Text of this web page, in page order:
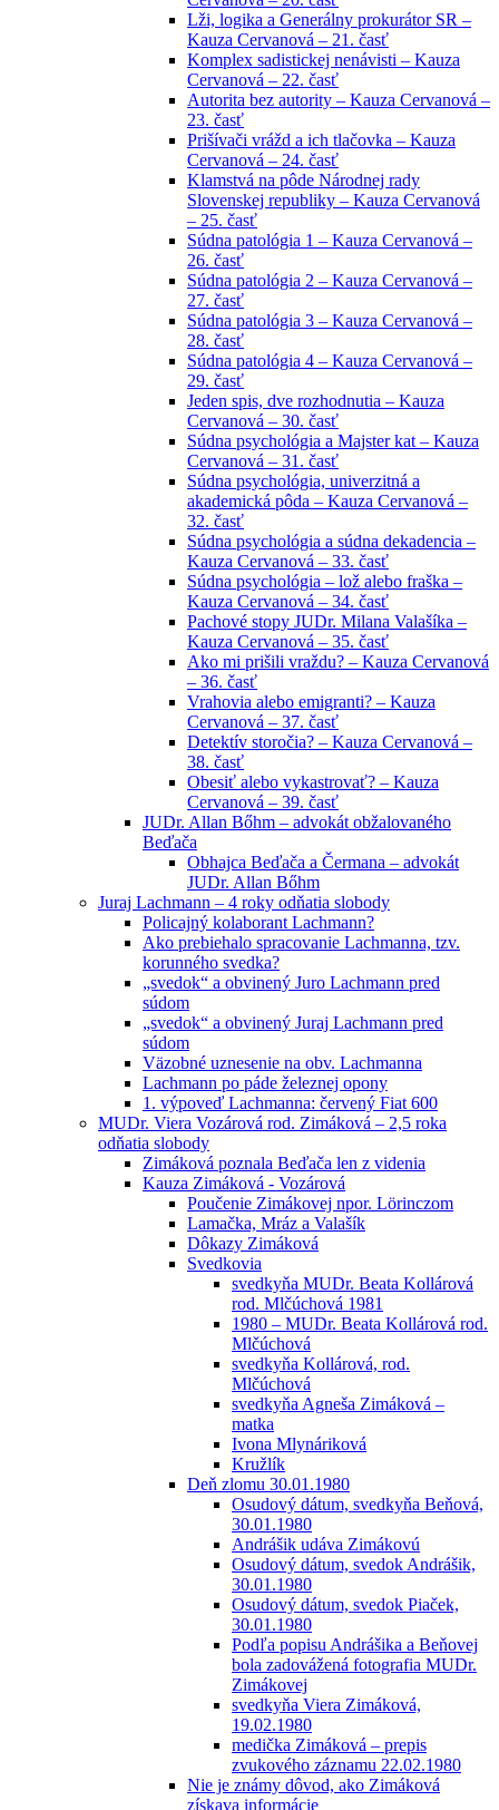
Lži, logika a Generálny prokurátor SR –
Kauza Cervanová – 21. časť
Komplex sadistickej nenávisti – Kauza
Cervanová – 22. časť
Autorita bez autority – Kauza Cervanová –
23. časť
Prišívači vrážd a ich tlačovka – Kauza
Cervanová – 24. časť
Klamstvá na pôde Národnej rady
Slovenskej republiky – Kauza Cervanová
– 25. časť
Súdna patológia 1 – Kauza Cervanová –
26. časť
Súdna patológia 2 – Kauza Cervanová –
27. časť
Súdna patológia 3 – Kauza Cervanová –
28. časť
Súdna patológia 4 – Kauza Cervanová –
29. časť
Jeden spis, dve rozhodnutia – Kauza
Cervanová – 30. časť
Súdna psychológia a Majster kat – Kauza
Cervanová – 31. časť
Súdna psychológia, univerzitná a
akademická pôda – Kauza Cervanová –
32. časť
Súdna psychológia a súdna dekadencia –
Kauza Cervanová – 33. časť
Súdna psychológia – lož alebo fraška –
Kauza Cervanová – 34. časť
Pachové stopy JUDr. Milana Valašíka –
Kauza Cervanová – 35. časť
Ako mi prišili vraždu? – Kauza Cervanová
– 36. časť
Vrahovia alebo emigranti? – Kauza
Cervanová – 37. časť
Detektív storočia? – Kauza Cervanová –
38. časť
Obesiť alebo vykastrovať? – Kauza
Cervanová – 39. časť
JUDr. Allan Bőhm – advokát obžalovaného
Beďača
Obhajca Beďača a Čermana – advokát
JUDr. Allan Bőhm
Juraj Lachmann – 4 roky odňatia slobody
Policajný kolaborant Lachmann?
Ako prebiehalo spracovanie Lachmanna, tzv.
korunného svedka?
„svedok“ a obvinený Juro Lachmann pred
súdom
„svedok“ a obvinený Juraj Lachmann pred
súdom
Väzobné uznesenie na obv. Lachmanna
Lachmann po páde železnej opony
1. výpoveď Lachmanna: červený Fiat 600
MUDr. Viera Vozárová rod. Zimáková – 2,5 roka
odňatia slobody
Zimáková poznala Beďača len z videnia
Kauza Zimáková - Vozárová
Poučenie Zimákovej npor. Lörinczom
Lamačka, Mráz a Valašík
Dôkazy Zimáková
Svedkovia
svedkyňa MUDr. Beata Kollárová
rod. Mlčúchová 1981
1980 – MUDr. Beata Kollárová rod.
Mlčúchová
svedkyňa Kollárová, rod.
Mlčúchová
svedkyňa Agneša Zimáková –
matka
Ivona Mlynáriková
Kružlík
Deň zlomu 30.01.1980
Osudový dátum, svedkyňa Beňová,
30.01.1980
Andrášik udáva Zimákovú
Osudový dátum, svedok Andrášik,
30.01.1980
Osudový dátum, svedok Piaček,
30.01.1980
Podľa popisu Andrášika a Beňovej
bola zadovážená fotografia MUDr.
Zimákovej
svedkyňa Viera Zimáková,
19.02.1980
medička Zimáková – prepis
zvukového záznamu 22.02.1980
Nie je známy dôvod, ako Zimáková
získava informácie